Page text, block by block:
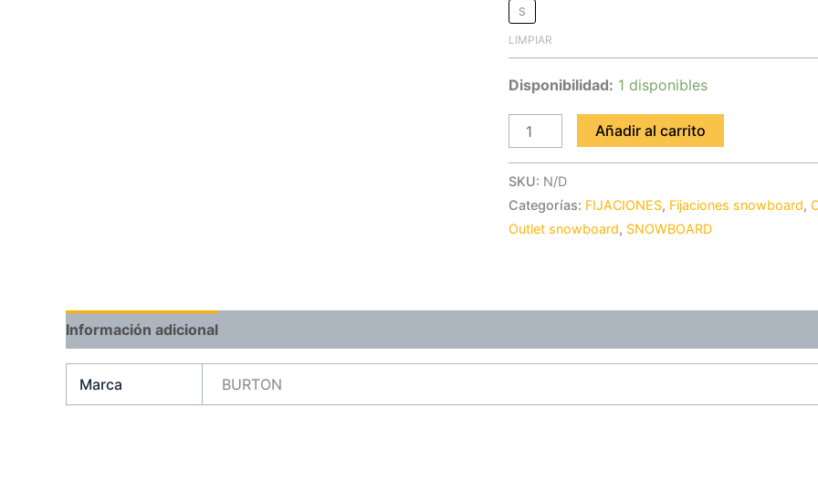
S
LIMPIAR
Disponibilidad: 1 disponibles
Añadir al carrito
SKU: N/D
Categorías: FIJACIONES, Fijaciones snowboard,
Outlet snowboard, SNOWBOARD
Información adicional
Marca BURTON